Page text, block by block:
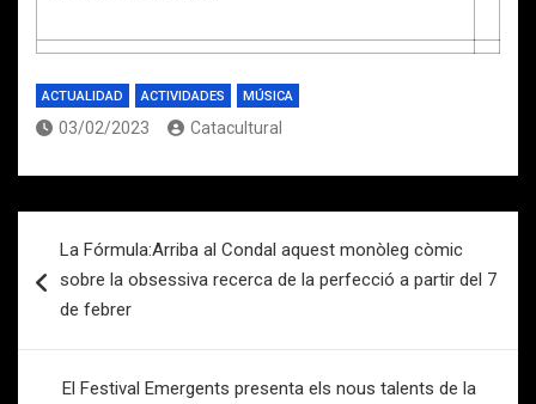
ACTUALIDAD ACTIVIDADES MÚSICA
03/02/2023 Catacultural
de
entradas
La Fórmula:Arriba al Condal aquest monòleg còmic
sobre la obsessiva recerca de la perfecció a partir del 7
de febrer
El Festival Emergents presenta els nous talents de la